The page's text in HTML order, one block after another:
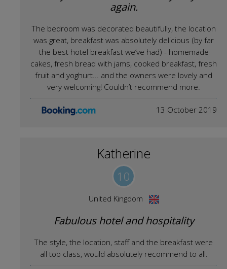
again.
The bedroom was decorated beautifully, the location
was great, breakfast was absolutely delicious (by far
the best hotel breakfast we‘ve had) - homemade
cakes, fresh bread with jams, cooked breakfast, fresh
fruit and yoghurt... and the owners were lovely and
very welcoming! Couldn’t recommend more.
13 October 2019
Katherine
10
United Kingdom
Fabulous hotel and hospitality
The style, the location, staff and the breakfast were
all top class, would absolutely recommend to all.